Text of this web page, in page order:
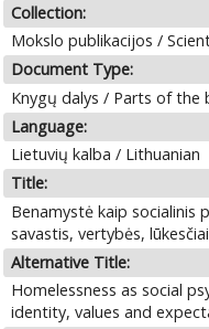
Collection:
Mokslo publikacijos /
Document Type:
Knygų dalys / Parts of the
Language:
Lietuvių kalba / Lithuanian
Title:
Benamystė kaip socialinis
savastis, vertybės, lūkesčiai
Alternative Title:
Homelessness as social
identity, values and